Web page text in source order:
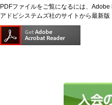
PDFファイルをご覧になるには、
アドビシステムズ社のサイトから最新